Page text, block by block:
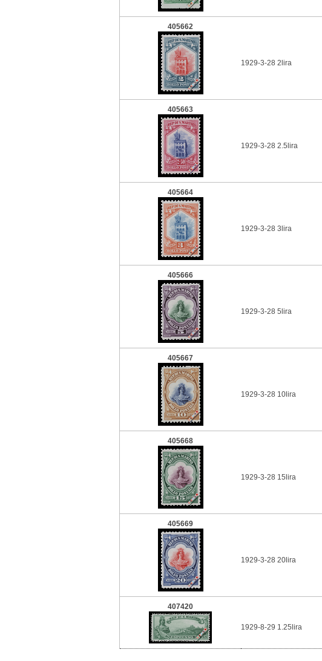
405662
1929-3-28 2lira
405663
1929-3-28 2.5lira
405664
1929-3-28 3lira
405666
1929-3-28 5lira
405667
1929-3-28 10lira
405668
1929-3-28 15lira
405669
1929-3-28 20lira
407420
1929-8-29 1.25lira